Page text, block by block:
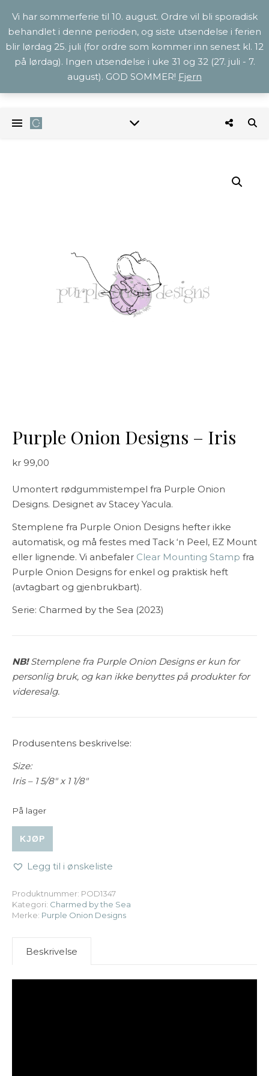
Purple Onion Designs – Iris
kr 99,00
Umontert rødgummistempel fra Purple Onion
Designs. Designet av Stacey Yacula.
Stemplene fra Purple Onion Designs hefter ikke
automatisk, og må festes med Tack ‘n Peel, EZ Mount
eller lignende. Vi anbefaler Clear Mounting Stamp fra
Purple Onion Designs for enkel og praktisk heft
(avtagbart og gjenbrukbart).
Serie: Charmed by the Sea (2023)
NB!Stemplene fra Purple Onion Designs er kun for
personlig bruk, og kan ikke benyttes på produkter for
videresalg.
Produsentens beskrivelse:
Size:
Iris – 1 5/8″ x 1 1/8″
På lager
KJØP
Legg til i ønskeliste
Produktnummer: POD1347
Kategori: Charmed by the Sea
Merke: Purple Onion Designs
Beskrivelse
Vi har sommerferie til 10. august. Ordre vil bli sporadisk
behandlet i denne perioden, og siste utsendelse i ferien
blir lørdag 25. juli (for ordre som kommer inn senest kl. 12
på lørdag). Ingen utsendelse i uke 31 og 32 (27. juli - 7.
august). GOD SOMMER! Fjern